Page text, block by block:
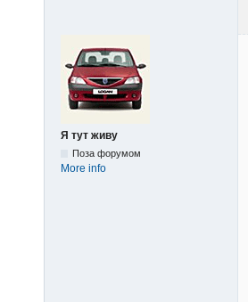
Я тут живу
Поза форумом
More info